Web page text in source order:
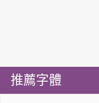
推薦字體